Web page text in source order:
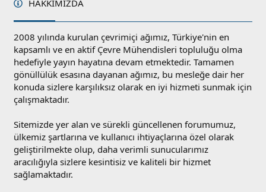
HAKKIMIZDA
2008 yılında kurulan çevrimiçi ağımız, Türkiye'nin en
kapsamlı ve en aktif Çevre Mühendisleri topluluğu olma
hedefiyle yayın hayatına devam etmektedir. Tamamen
gönüllülük esasına dayanan ağımız, bu mesleğe dair her
konuda sizlere karşılıksız olarak en iyi hizmeti sunmak için
çalışmaktadır.
Sitemizde yer alan ve sürekli güncellenen forumumuz,
ülkemiz şartlarına ve kullanıcı ihtiyaçlarına özel olarak
geliştirilmekte olup, daha verimli sunucularımız
aracılığıyla sizlere kesintisiz ve kaliteli bir hizmet
sağlamaktadır.